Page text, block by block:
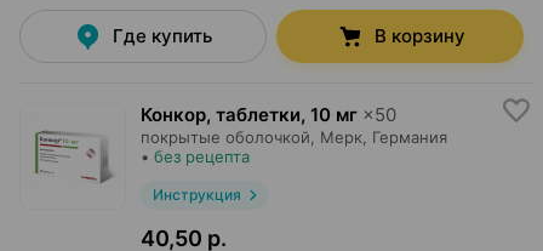
Где купить В корзину
Конкор, таблетки, 10 мг ×50
покрытые оболочкой, Мерк , Германия
• без рецепта
Инструкция
40,50 р.